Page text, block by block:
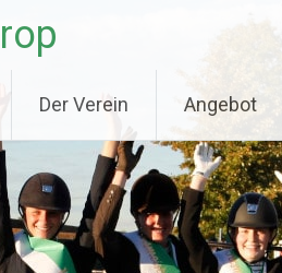
Der Verein Angebot